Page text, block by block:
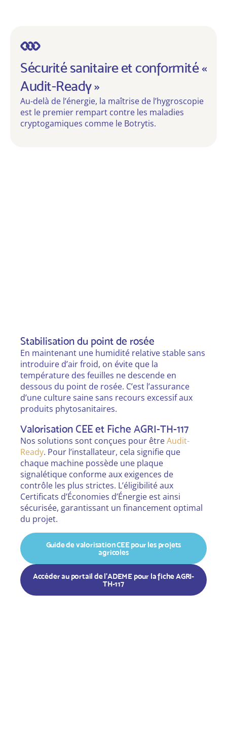
Sécurité sanitaire et conformité «
Audit-Ready »
Au-delà de l’énergie, la maîtrise de l’hygroscopie
est le premier rempart contre les maladies
cryptogamiques comme le Botrytis.
Stabilisation du point de rosée
En maintenant une humidité relative stable sans
introduire d’air froid, on évite que la
température des feuilles ne descende en
dessous du point de rosée. C’est l’assurance
d’une culture saine sans recours excessif aux
produits phytosanitaires.
Valorisation CEE et Fiche AGRI-TH-117
Nos solutions sont conçues pour êtreAudit-
Ready. Pour l’installateur, cela signifie que
chaque machine possède une plaque
signalétique conforme aux exigences de
contrôle les plus strictes. L’éligibilité aux
Certificats d’Économies d’Énergie est ainsi
sécurisée, garantissant un financement optimal
du projet.
Guide de valorisation CEE pour les projets
agricoles
Accéder au portail de l'ADEME pour la fiche AGRI-
TH-117